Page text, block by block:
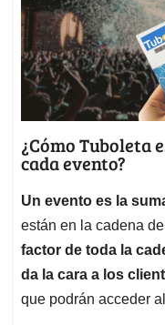
¿Cómo Tuboleta
cada evento?
Un evento es la
están en la cadena
factor de toda la
da la cara a los
que podrán acceder